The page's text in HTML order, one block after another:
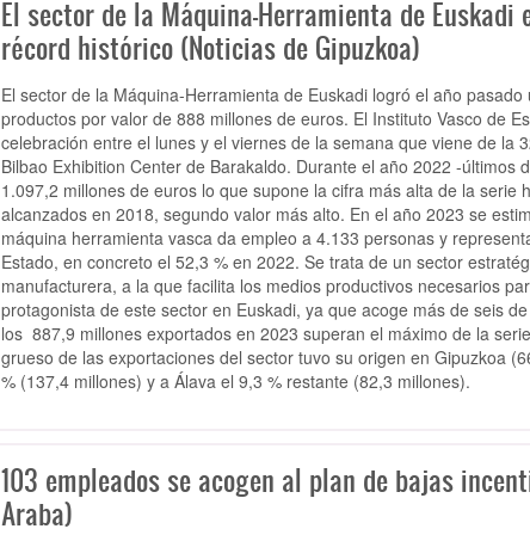
El sector de la Máquina-Herramienta de
récord histórico (Noticias de Gipuzkoa)
El sector de la Máquina-Herramienta de Euskadi logró el año
productos por valor de 888 millones de euros. El Instituto Vasco de
celebración entre el lunes y el viernes de la semana que viene de la
Bilbao Exhibition Center de Barakaldo. Durante el año 2022 -últimos
1.097,2 millones de euros lo que supone la cifra más alta de la serie
alcanzados en 2018, segundo valor más alto. En el año 2023 se
máquina herramienta vasca da empleo a 4.133 personas y
Estado, en concreto el 52,3 % en 2022. Se trata de un sector
manufacturera, a la que facilita los medios productivos necesarios
protagonista de este sector en Euskadi, ya queacoge más de seis
los 887,9 millones exportados en 2023 superan el máximo de la
grueso de las exportaciones del sector tuvo su origen en Gipuzkoa
% (137,4 millones) y a Álava el 9,3 % restante (82,3 millones).
103 empleados se acogen al plan de bajas
Araba)